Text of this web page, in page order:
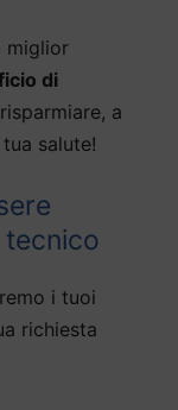
miglior
di
a
salute!
i tuoi
richiesta